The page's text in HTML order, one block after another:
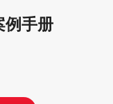
例手册